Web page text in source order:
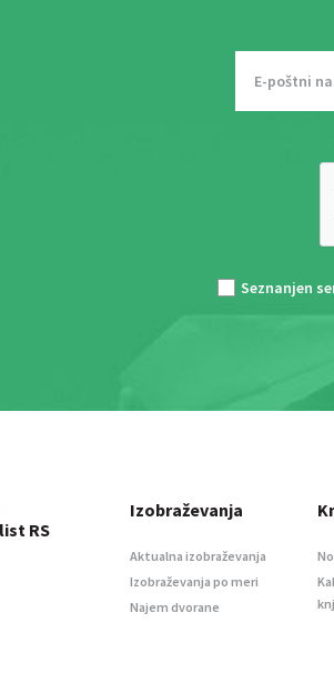
Seznanjen
RS
Izobraževanja
Aktualna izobraževanja
Izobraževanja po meri
Najem dvorane